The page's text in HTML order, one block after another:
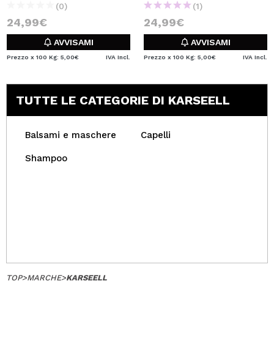
(0)
24,99€
AVVISAMI
Prezzo x 100 Kg: 5,00€ IVA Incl.
(1)
24,99€
AVVISAMI
Prezzo x 100 Kg: 5,00€ IVA Incl.
TUTTE LE CATEGORIE DI KARSEELL
Balsami e maschere Capelli
Shampoo
TOP>MARCHE>KARSEELL